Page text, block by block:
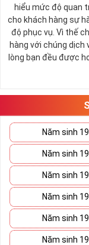
hiểu mức độ quan
cho khách hàng sự
độ phục vụ. Vì thế
hàng với chúng dịch
lòng bạn đều được
Năm sinh
Năm sinh
Năm sinh
Năm sinh
Năm sinh
Năm sinh